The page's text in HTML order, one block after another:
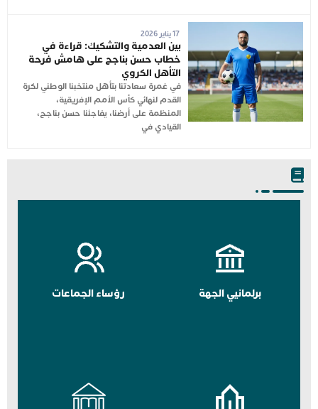
17 يناير 2026
بين العدمية والتشكيك: قراءة في
خطاب حسن بناجح على هامش فرحة
التأهل الكروي
في غمرة سعادتنا بتأهل منتخبنا الوطني لكرة
القدم لنهائي كأس الأمم الإفريقية،
المنظمة على أرضنا، يفاجئنا حسن بناجح،
القيادي في
برلمانيي الجهة رؤساء الجماعات